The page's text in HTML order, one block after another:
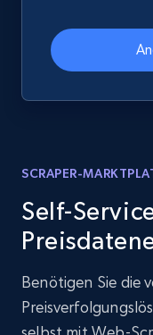
SCRAPER-
Self-
Benötigen Sie die